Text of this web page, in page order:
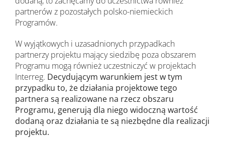
partnerów z pozostałych polsko-niemieckich
Programów.
W wyjątkowych i uzasadnionych przypadkach
partnerzy projektu mający siedzibę poza obszarem
Programu mogą również uczestniczyć w projektach
Interreg. Decydującym warunkiem jest w tym
przypadku to, że działania projektowe tego
partnera są realizowane na rzecz obszaru
Programu, generują dla niego widoczną wartość
dodaną oraz działania te są niezbędne dla realizacji
projektu.